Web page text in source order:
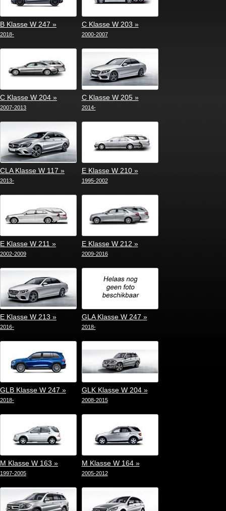
B Klasse W 247 »
2018-
C Klasse W 203 »
2000-2007
C Klasse W 204 »
2007-2013
C Klasse W 205 »
2014-
CLA Klasse W 117 »
2013-
E Klasse W 210 »
1995-2002
E Klasse W 211 »
2002-2009
E Klasse W 212 »
2009-2016
E Klasse W 213 »
2016-
GLA Klasse W 247 »
2018-
GLB Klasse W 247 »
2018-
GLK Klasse W 204 »
2008-2015
M Klasse W 163 »
1997-2005
M Klasse W 164 »
2005-2012